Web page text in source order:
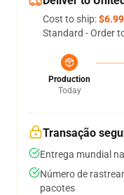
Cost to ship:$6.99
Standard - Order
Production
Today
Transação
Entrega mundial
Número de
pacotes